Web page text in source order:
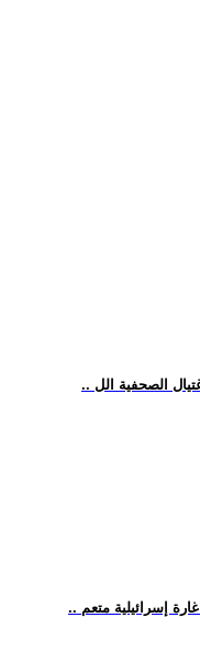
الصحفية الل
إسرائيلية متعم